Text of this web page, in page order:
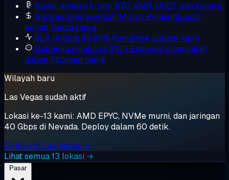
Bayar dengan kripto BTC, XMR, USDT, dan lainnya
Garansi uang kembali 14 hari Pengembalian
penuh, tanpa tanya
SLA uptime 99,95% Komitmen uptime kami
Dukungan manusia 24/7 Engineer sungguhan,
dalam hitungan menit
Wilayah baru
Las Vegas sudah aktif
Lokasi ke-13 kami: AMD EPYC, NVMe murni, dan jaringan
40 Gbps di Nevada. Deploy dalam 60 detik.
Deploy di Las Vegas →
Lihat semua 13 lokasi →
Pasar